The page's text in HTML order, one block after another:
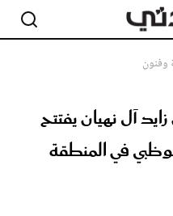
وفنون
آل نهيان يفتتح
في المنطقة